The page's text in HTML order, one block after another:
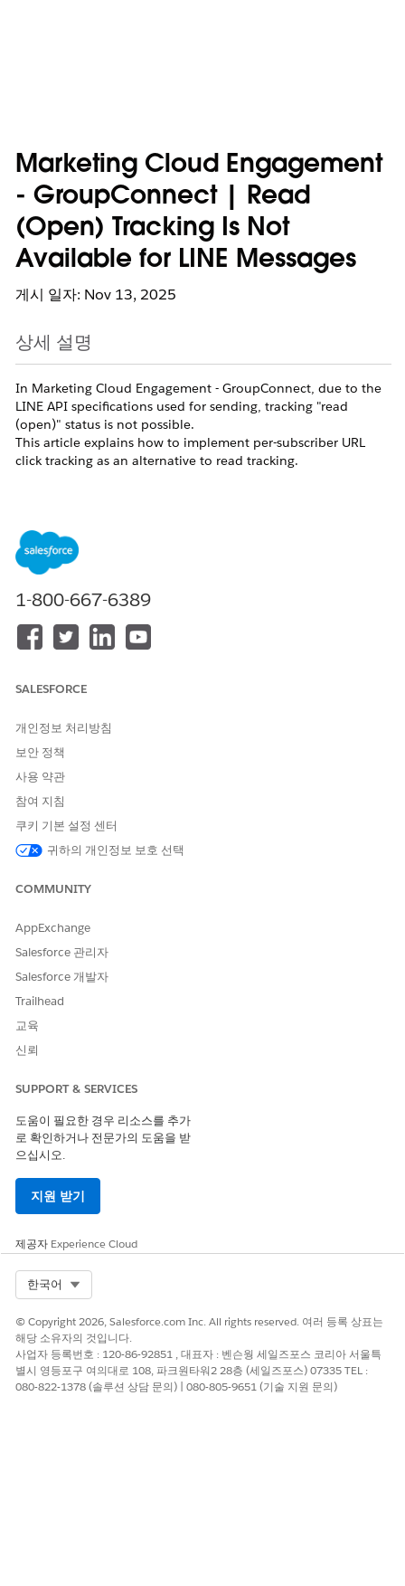
Marketing Cloud Engagement
- GroupConnect | Read
(Open) Tracking Is Not
Available for LINE Messages
게시 일자: Nov 13, 2025
상세 설명
In Marketing Cloud Engagement - GroupConnect, due to the
LINE API specifications used for sending, tracking "read
(open)" status is not possible.
This article explains how to implement per-subscriber URL
click tracking as an alternative to read tracking.
Alternative Method: Click Tracking
While read tracking is not available, it is possible to track
whether a URL link within a message was clicked per
To do this, append a parameter to the destination URL that
identifies the individual subscriber, and use an analytics tool
Implementation Steps:
Embed a URL link in the message.
Append a personalized string to the end of the
URL (or as a parameter) that can identify the
individual subscriber (e.g.,
%%LINE_ADDRESS_ID%%
Set up an implementation on the destination side
Example:
https://[destination-site-url]?
[parameter-name]=%%LINE_ADDRESS_ID%%
With this configuration, you can collect which
subscriber (
destination.
*Note*
Please confirm the values passed in the URL in advance
analytics tool's policies.
이 기사를 통해 문제를 해결했습니까?
개선을 위한 의견을 보내주세요.
예 아니요
1-800-667-6389
SALESFORCE
개인정보 처리방침
보안 정책
사용 약관
참여 지침
쿠키 기본 설정 센터
귀하의 개인정보 보호 선택
COMMUNITY
AppExchange
Salesforce 관리자
Salesforce 개발자
Trailhead
교육
신뢰
SUPPORT & SERVICES
도움이 필요한 경우 리소스를 추가
로 확인하거나 전문가의 도움을 받
으십시오.
지원 받기
제공자 Experience Cloud
한국어
© Copyright 2026, Salesforce.com Inc. All rights reserved. 여러 등록 상표는
해당 소유자의 것입니다.
사업자 등록번호 : 120-86-92851 , 대표자 : 벤슨웡 세일즈포스 코리아 서울특
별시 영등포구 여의대로 108, 파크원타워2 28층 (세일즈포스) 07335 TEL :
080-822-1378 (솔루션 상담 문의) | 080-805-9651 (기술 지원 문의)